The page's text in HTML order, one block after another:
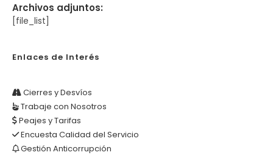
Archivos adjuntos:
[file_list]
Enlaces de Interés
Cierres y Desvíos
Trabaje con Nosotros
Peajes y Tarifas
Encuesta Calidad del Servicio
Gestión Anticorrupción